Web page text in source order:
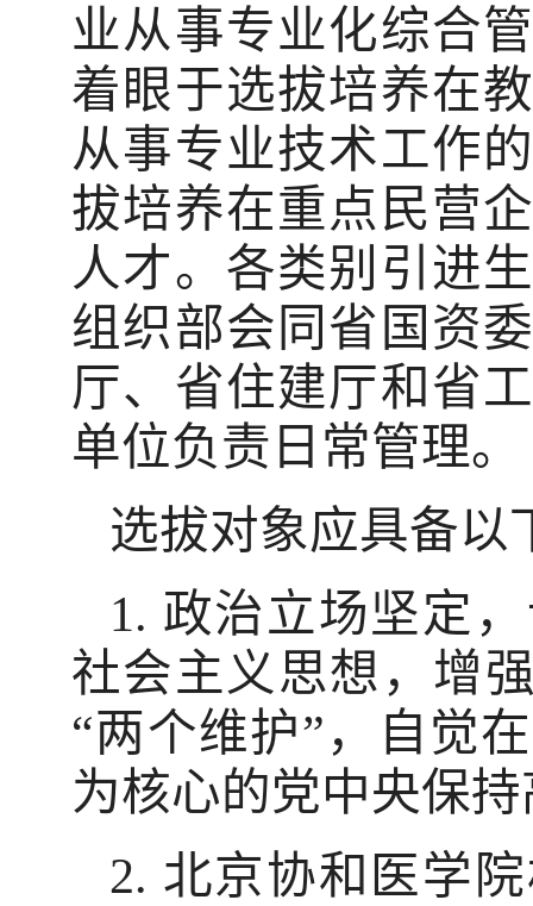
业从事专业化综合
着眼于选拔培养在
从事专业技术工作
拔培养在重点民营
人才。各类别引进
组织部会同省国资
厅、省住建厅和省
单位负责日常管理。
选拔对象应具备以
1. 政治立场坚定
社会主义思想，增
“两个维护”，自觉
为核心的党中央保
2. 北京协和医学